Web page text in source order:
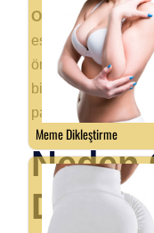
Op. Dr. Fatih
esnek ödeme
öncesi,
bilgilendirme
paylaşıyoruz.
Neden